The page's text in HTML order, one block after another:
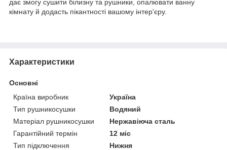
дає змогу сушити білизну та рушники, опалювати ванну
кімнату й додасть пікантності вашому інтер'єру.
Характеристики
Основні
Країна виробник
Україна
Тип рушникосушки
Водяний
Матеріал рушникосушки
Нержавіюча сталь
Гарантійний термін
12 міс
Тип підключення
Нижня